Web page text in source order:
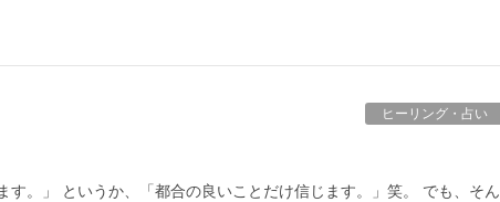
ヒーリング・占い
す。」 というか、「都合の良いことだけ信じます。」笑。 でも、そん